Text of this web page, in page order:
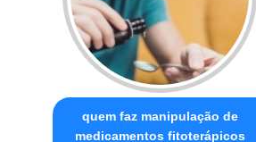
quem faz manipulação de
medicamentos fitoterápicos